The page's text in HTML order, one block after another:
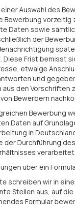
Auswahl des
Bewerbung vorzeitig
Daten sowie
der
Frist bemisst
etwaige
und
den Vorschriften
Bewerbern
Bewerbung
Daten auf
in Deutschland
der Durchführung des
verarbeitet.
über ein
schreiben wir in
Stellen aus, auf
Formular